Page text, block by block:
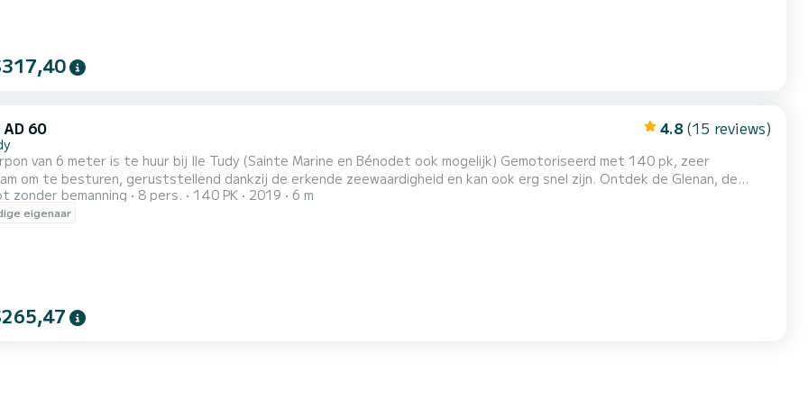
60 4.8 (15 reviews)
van 6 meter is te huur bij Ile Tudy (Sainte Marine en Bénodet ook mogelijk) Gemotoriseerd met 140 pk, zeer
om te besturen, geruststellend dankzij de erkende zeewaardigheid en kan ook erg snel zijn. Ontdek de Glenan, de
stranden van Ile Tudy, vis en geniet met uw gezin of uw gezin van een buitengewone kustlijn vrienden.
zonder bemanning 8 pers. 140 PK 2019 6 m
eigenaar